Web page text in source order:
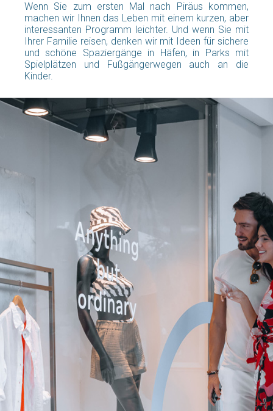
Wenn Sie zum ersten Mal nach Piräus kommen,
machen wir Ihnen das Leben mit einem kurzen, aber
interessanten Programm leichter. Und wenn Sie mit
Ihrer Familie reisen, denken wir mit Ideen für sichere
und schöne Spaziergänge in Häfen, in Parks mit
Spielplätzen und Fußgängerwegen auch an die
Kinder.